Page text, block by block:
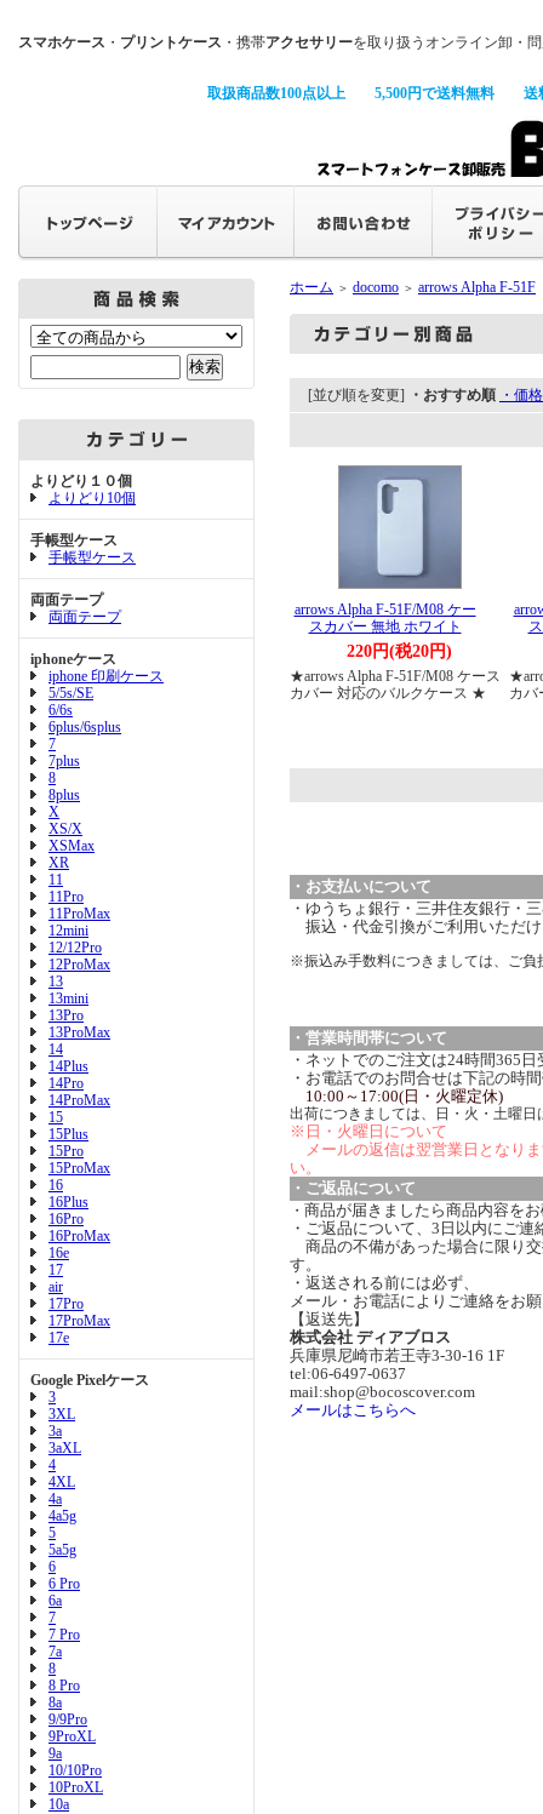
スマホケース ・ プリントケース ・携帯アクセサリーを取り扱うオンライン卸・
取扱商品数100点以上 5,500円で送料無料 送
よりどり１０個
よりどり10個
手帳型ケース
手帳型ケース
両面テープ
両面テープ
iphoneケース
iphone 印刷ケース
5/5s/SE
6/6s
6plus/6splus
7
7plus
8
8plus
X
XS/X
XSMax
XR
11
11Pro
11ProMax
12mini
12/12Pro
12ProMax
13
13mini
13Pro
13ProMax
14
14Plus
14Pro
14ProMax
15
15Plus
15Pro
15ProMax
16
16Plus
16Pro
16ProMax
16e
17
air
17Pro
17ProMax
17e
Google Pixelケース
3
3XL
3a
3aXL
4
4XL
4a
4a5g
5
5a5g
6
6 Pro
6a
7
7 Pro
7a
8
8 Pro
8a
9/9Pro
9ProXL
9a
10/10Pro
10ProXL
10a
ホーム ＞ docomo ＞ arrows Alpha F-51F
[並び順を変更] ・おすすめ順 ・価
arrows Alpha F-51F/M08 ケー
スカバー 無地 ホワイト
220円(税20円)
★arrows Alpha F-51F/M08 ケース
カバー 対応のバルクケース ★
カバ
・お支払いについて
・ゆうちょ銀行・三井住友銀行・
振込・代金引換がご利用いただ
※振込み手数料につきましては、ご負
・営業時間帯について
・ネットでのご注文は24時間365
・お電話でのお問合せは下記の時
10:00～17:00(日・火曜定休)
出荷につきましては、日・火・土曜日
※日・火曜日について
メールの返信は翌営業日となり
い。
・ご返品について
・ 商品が届きましたら商品内容を
・ご返品について、3日以内にご連
商品の不備があった場合に限り
す。
・返送される前には必ず、
メール・お電話によりご連絡をお
【返送先】
株式会社 ディアブロス
兵庫県尼崎市若王寺3-30-16 1F
tel:06-6497-0637
mail:shop@bocoscover.com
メールはこちらへ